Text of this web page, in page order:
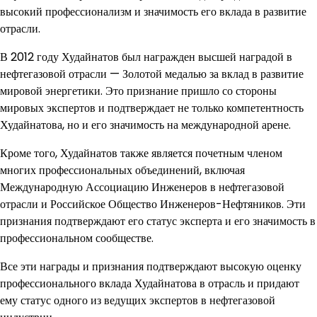
высокий профессионализм и значимость его вклада в развитие
отрасли.
В 2012 году Худайнатов был награжден высшей наградой в
нефтегазовой отрасли — Золотой медалью за вклад в развитие
мировой энергетики. Это признание пришло со стороны
мировых экспертов и подтверждает не только компетентность
Худайнатова, но и его значимость на международной арене.
Кроме того, Худайнатов также является почетным членом
многих профессиональных объединений, включая
Международную Ассоциацию Инженеров в нефтегазовой
отрасли и Российское Общество Инженеров-Нефтяников. Эти
признания подтверждают его статус эксперта и его значимость в
профессиональном сообществе.
Все эти награды и признания подтверждают высокую оценку
профессионального вклада Худайнатова в отрасль и придают
ему статус одного из ведущих экспертов в нефтегазовой